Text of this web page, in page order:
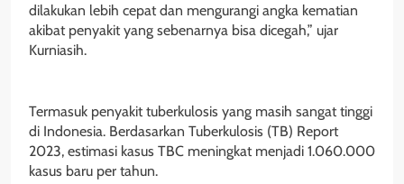
dilakukan lebih cepat dan mengurangi angka kematian
akibat penyakit yang sebenarnya bisa dicegah,” ujar
Kurniasih.
Termasuk penyakit tuberkulosis yang masih sangat tinggi
di Indonesia. Berdasarkan Tuberkulosis (TB) Report
2023, estimasi kasus TBC meningkat menjadi 1.060.000
kasus baru per tahun.